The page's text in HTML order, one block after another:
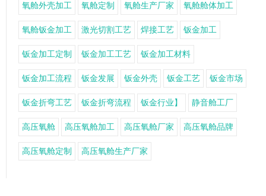
氧舱外壳加工 氧舱定制 氧舱生产厂家 氧舱舱体加工
氧舱钣金加工 激光切割工艺 焊接工艺 钣金加工
钣金加工定制 钣金加工工艺 钣金加工材料
钣金加工流程 钣金发展 钣金外壳 钣金工艺 钣金市场
钣金折弯工艺 钣金折弯流程 钣金行业】 静音舱工厂
高压氧舱 高压氧舱加工 高压氧舱厂家 高压氧舱品牌
高压氧舱定制 高压氧舱生产厂家